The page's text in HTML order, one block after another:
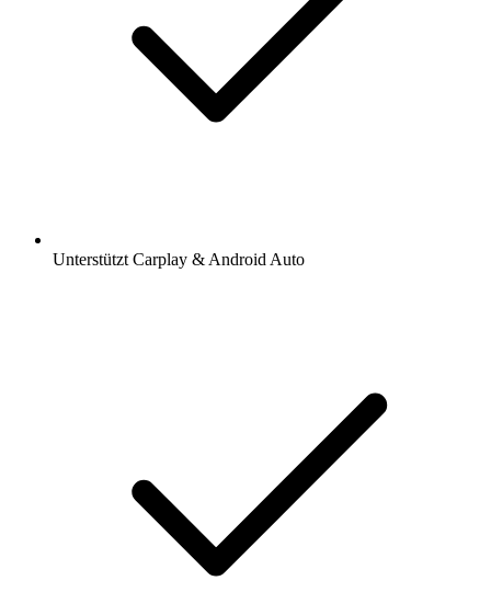
Unterstützt Carplay & Android Auto